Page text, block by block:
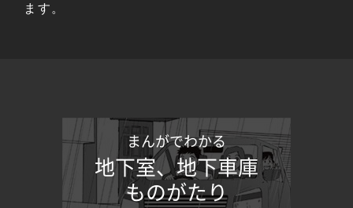
ます。
まんがでわかる
地下室、地下車庫
ものがたり